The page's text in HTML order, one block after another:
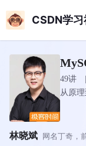
CSDN学
49讲
从原
林晓斌
网名丁奇，